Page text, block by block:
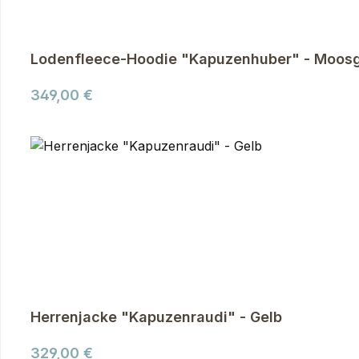
Lodenfleece-Hoodie "Kapuzenhuber" -
Regulärer Preis:
349,00 €
Herrenjacke "Kapuzenraudi" - Gelb
Regulärer Preis:
329,00 €